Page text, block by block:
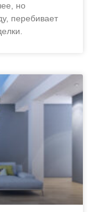
но
перебивает